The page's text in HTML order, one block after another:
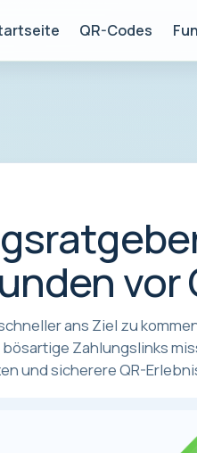
QR-Codes
vor
ans Ziel zu
Zahlungslinks
und sicherere QR-